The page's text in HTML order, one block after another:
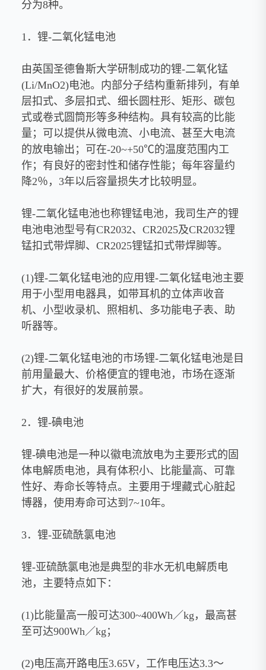
分为8种。
1．锂-二氧化锰电池
由英国圣德鲁斯大学研制成功的锂-二氧化锰
(Li/MnO2)电池。内部分子结构重新排列，有单
层扣式、多层扣式、细长圆柱形、矩形、碳包
式或卷式圆筒形等多种结构。具有较高的比能
量；可以提供从微电流、小电流、甚至大电流
的放电输出；可在-20~+50℃的温度范围内工
作；有良好的密封性和储存性能；每年容量约
降2％，3年以后容量损失才比较明显。
锂-二氧化锰电池也称锂锰电池，我司生产的锂
电池电池型号有CR2032、CR2025及CR2032锂
锰扣式带焊脚、CR2025锂锰扣式带焊脚等。
(1)锂-二氧化锰电池的应用锂-二氧化锰电池主要
用于小型用电器具，如带耳机的立体声收音
机、小型收录机、照相机、多功能电子表、助
听器等。
(2)锂-二氧化锰电池的市场锂-二氧化锰电池是目
前用量最大、价格便宜的锂电池，市场在逐渐
扩大，有很好的发展前景。
2．锂-碘电池
锂-碘电池是一种以徽电流放电为主要形式的固
体电解质电池，具有体积小、比能量高、可靠
性好、寿命长等特点。主要用于埋藏式心脏起
博器，使用寿命可达到7~10年。
3．锂-亚硫酰氯电池
锂-亚硫酰氯电池是典型的非水无机电解质电
池，主要特点如下：
(1)比能量高一般可达300~400Wh／kg，最高甚
至可达900Wh／kg；
(2)电压高开路电压3.65V，工作电压达3.3～